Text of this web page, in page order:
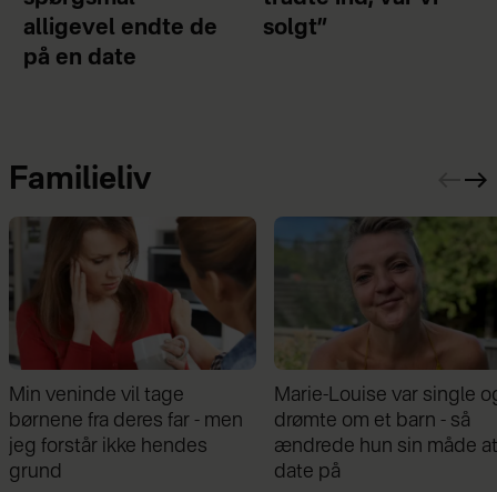
alligevel endte de
på en date
solgt”
Familieliv
Marie-Louise var single og
drømte om et barn - så
ændrede hun sin måde at
date på
Mathilde Gøhler
om bruddet med
Var gået fra hinanden
graviditeten